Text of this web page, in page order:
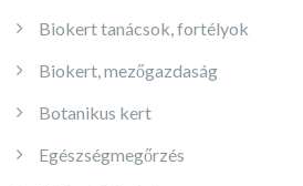
Biokert tanácsok, fortélyok
Biokert, mezőgazdaság
Botanikus kert
Egészségmegőrzés